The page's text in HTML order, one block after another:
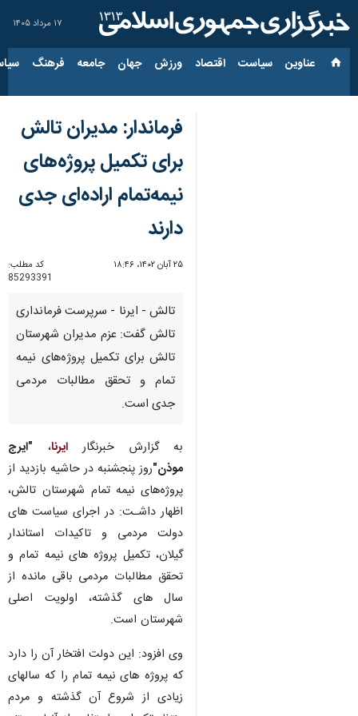
۱۷ مرداد ۱۴۰۵
عناوین‌ سیاست اقتصاد ورزش جهان جامعه فرهنگ
فرماندار: مدیران تالش
برای تکمیل پروژه‌های
نیمه‌تمام اراده‌ای جدی
دارند
۲۵ آبان ۱۴۰۲، ۱۸:۴۶
کد مطلب:
85293391
تالش - ایرنا - سرپرست فرمانداری
تالش گفت: عزم مدیران شهرستان
تالش برای تکمیل پروژه‌های نیمه
تمام و تحقق مطالبات مردمی
جدی است.
به گزارش خبرنگارایرنا، "ایرج
موذن"روز پنجشنبه در حاشیه بازدید از
پروژه‌های نیمه تمام شهرستان تالش،
اظهار داشـت: در اجرای سیاست های
دولت مردمی و تاکیدات استاندار
گیلان، تکمیل پروژه های نیمه تمام و
تحقق مطالبات مردمی باقی مانده از
سال های گذشته، اولویت اصلی
شهرستان است.
وی افزود: این دولت افتخار آن را دارد
که پروژه های نیمه تمام را که سالهای
زیادی از شروع آن گذشته و مردم